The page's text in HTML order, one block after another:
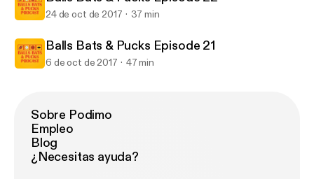
24 de oct de 2017 37 min
Balls Bats & Pucks Episode 21
6 de oct de 2017 47 min
Sobre Podimo
Empleo
Blog
¿Necesitas ayuda?